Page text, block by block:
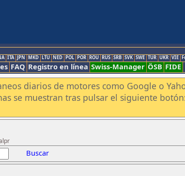
ITA JPN MKD LTU NED POL POR ROU RUS SRB SVK SWE TUR UKR VIE
FAQ Registro en línea Swiss-Manager ÖSB FIDE
diarios de motores como Google o
se muestran tras pulsar el siguiente
Buscar